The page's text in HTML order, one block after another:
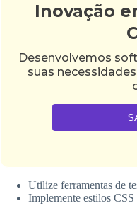
Inovação
Desenvolvemos
suas
Utilize ferramentas de
Implemente estilos CSS